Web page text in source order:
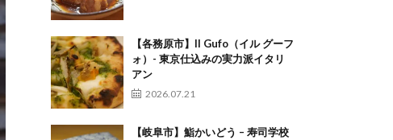
【各務原市】Il Gufo（イル グーフ
ォ）- 東京仕込みの実力派イタリ
アン
2026.07.21
【岐阜市】鮨かいどう – 寿司学校